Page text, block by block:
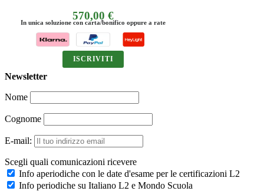
350,00
In unica soluzione con carta/bonifico oppure a rate
ISCRIVITI
Newsletter
Nome
Cognome
E-mail:
Scegli quali comunicazioni ricevere
Info aperiodiche con le date d'esame per le certificazioni L2
Info periodiche su Italiano L2 e Mondo Scuola